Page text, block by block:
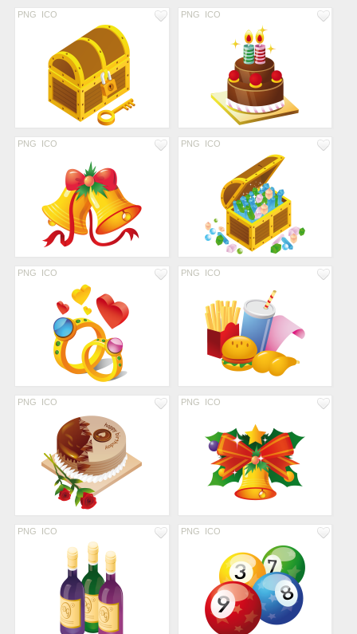
PNG ICO PNG ICO
PNG ICO PNG ICO
PNG ICO PNG ICO
PNG ICO PNG ICO
PNG ICO PNG ICO